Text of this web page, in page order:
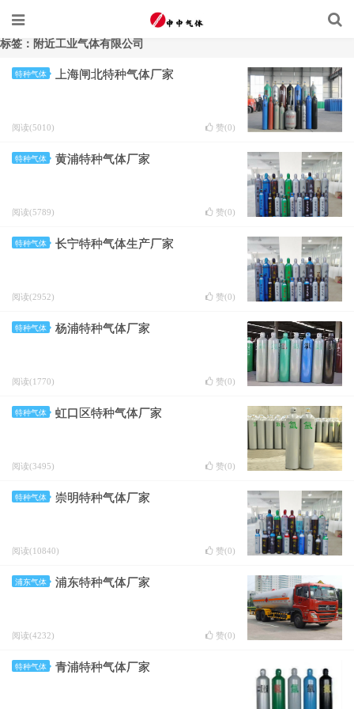
标签：附近工业气体有限公司
特种气体 上海闸北特种气体厂家
阅读(5010) 赞(0)
特种气体 黄浦特种气体厂家
阅读(5789) 赞(0)
特种气体 长宁特种气体生产厂家
阅读(2952) 赞(0)
特种气体 杨浦特种气体厂家
阅读(1770) 赞(0)
特种气体 虹口区特种气体厂家
阅读(3495) 赞(0)
特种气体 崇明特种气体厂家
阅读(10840) 赞(0)
浦东气体 浦东特种气体厂家
阅读(4232) 赞(0)
特种气体 青浦特种气体厂家